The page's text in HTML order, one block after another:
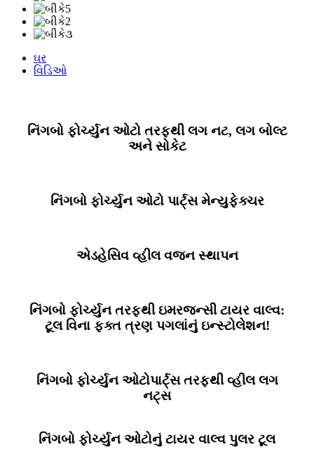
ઘર
વિડિઓ
નિંગબો ફોર્ચ્યુન ઓટો તરફથી લગ નટ, લગ બોલ્ટ
અને સોકેટ
નિંગબો ફોર્ચ્યુન ઓટો પાર્ટ્સ મેન્યુફેક્ચર
એડહેસિવ વ્હીલ વજન સ્થાપન
નિંગબો ફોર્ચ્યુન તરફથી ઇમરજન્સી ટાયર વાલ્વ:
ટૂલ વિના ફક્ત ત્રણ પગલાંનું ઇન્સ્ટોલેશન!
નિંગબો ફોર્ચ્યુન ઓટોપાર્ટ્સ તરફથી વ્હીલ લગ
નટ્સ
નિંગબો ફોર્ચ્યુન ઓટોનું ટાયર વાલ્વ પુલર ટૂલ